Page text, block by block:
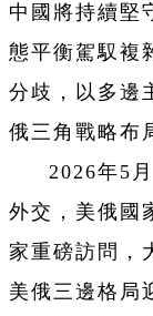
中國將持續堅
態平衡駕馭複
分歧，以多邊
俄三角戰略布
2026年5
外交，美俄國
家重磅訪問，
美俄三邊格局